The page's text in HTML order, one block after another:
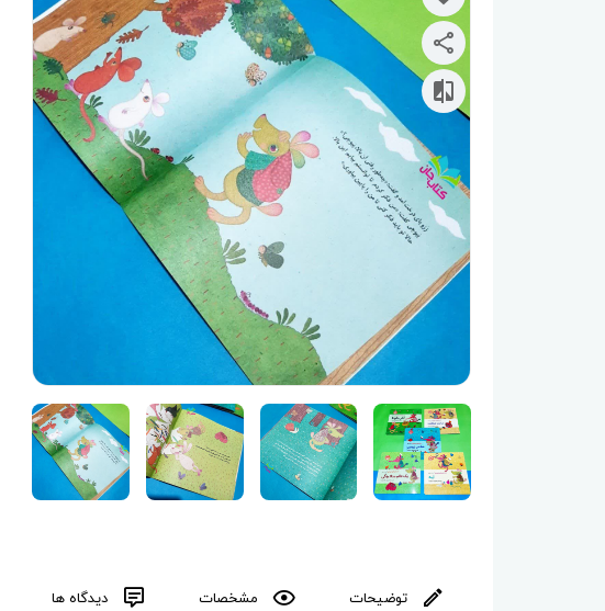
توضیحات مشخصات دیدگاه ها